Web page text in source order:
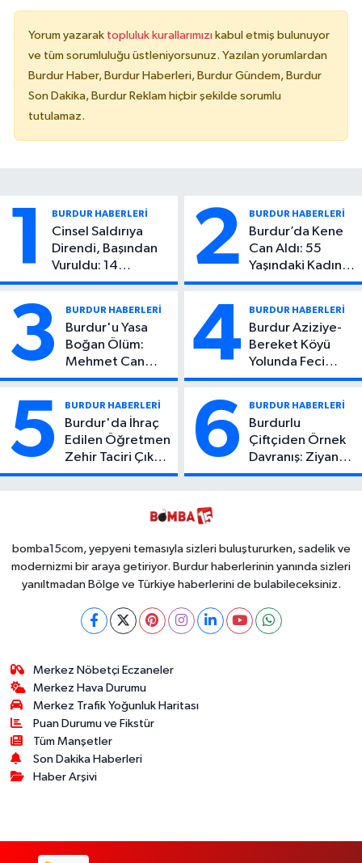
Yorum yazarak topluluk kurallarımızı kabul etmiş bulunuyor
ve tüm sorumluluğu üstleniyorsunuz. Yazılan yorumlardan
Burdur Haber, Burdur Haberleri, Burdur Gündem, Burdur
Son Dakika, Burdur Reklam hiçbir şekilde sorumlu
tutulamaz.
1 BURDUR HABERLERİ
Cinsel Saldırıya
Direndi, Başından
Vuruldu: 14
Yaşındaki Çocuktan
2 BURDUR HABERLERİ
Burdur’da Kene
Can Aldı: 55
Yaşındaki Kadın
Hayatını Kaybetti
3 BURDUR HABERLERİ
Burdur'u Yasa
Boğan Ölüm:
Mehmet Can
Atıcı Genç Yaşta
4 BURDUR HABERLERİ
Burdur Aziziye-
Bereket Köyü
Yolunda Feci
Kaza: 1 Ölü, 2
5 BURDUR HABERLERİ
Burdur'da İhraç
Edilen Öğretmen
Zehir Taciri Çıktı:
Binlerce
6 BURDUR HABERLERİ
Burdurlu
Çiftçiden Örnek
Davranış: Ziyan
Olmasın Diye
Toplayabilecek
bomba15com, yepyeni temasıyla sizleri buluştururken, sadelik ve
modernizmi bir araya getiriyor. Burdur haberlerinin yanında sizleri
yanıltmadan Bölge ve Türkiye haberlerini de bulabileceksiniz.
Merkez Nöbetçi Eczaneler
Merkez Hava Durumu
Merkez Trafik Yoğunluk Haritası
Puan Durumu ve Fikstür
Tüm Manşetler
Son Dakika Haberleri
Haber Arşivi